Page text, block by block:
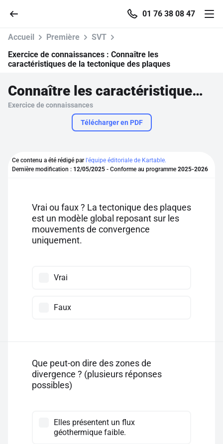
01 76 38 08 47
Parcourir
Se connecter
Pour profiter de 10 contenus offerts.
Accueil Première
SVT
Exercice de connaissances : Connaître les
caractéristiques de la tectonique des plaques
Connaître les caractéristiques de la tectonique des plaques
Exercice de connaissances
Télécharger en PDF
Ce contenu a été rédigé par l'équipe éditoriale de Kartable.
Dernière modification : 12/05/2025 - Conforme au programme 2025-2026
Vrai ou faux ? La tectonique des plaques
est un modèle global reposant sur les
mouvements de convergence
uniquement.
Vrai
Faux
Que peut-on dire des zones de
divergence ? (plusieurs réponses
possibles)
Elles présentent un flux
géothermique faible.